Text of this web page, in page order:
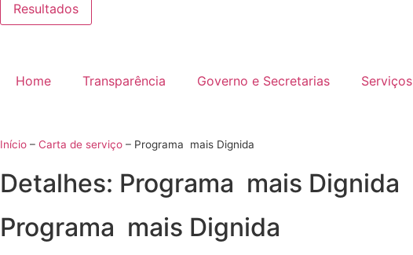
Resultados
Home Transparência Governo e Secretarias Serviços
Início – Carta de serviço – Programa mais Dignida
Detalhes: Programa mais Dignida
Programa mais Dignida